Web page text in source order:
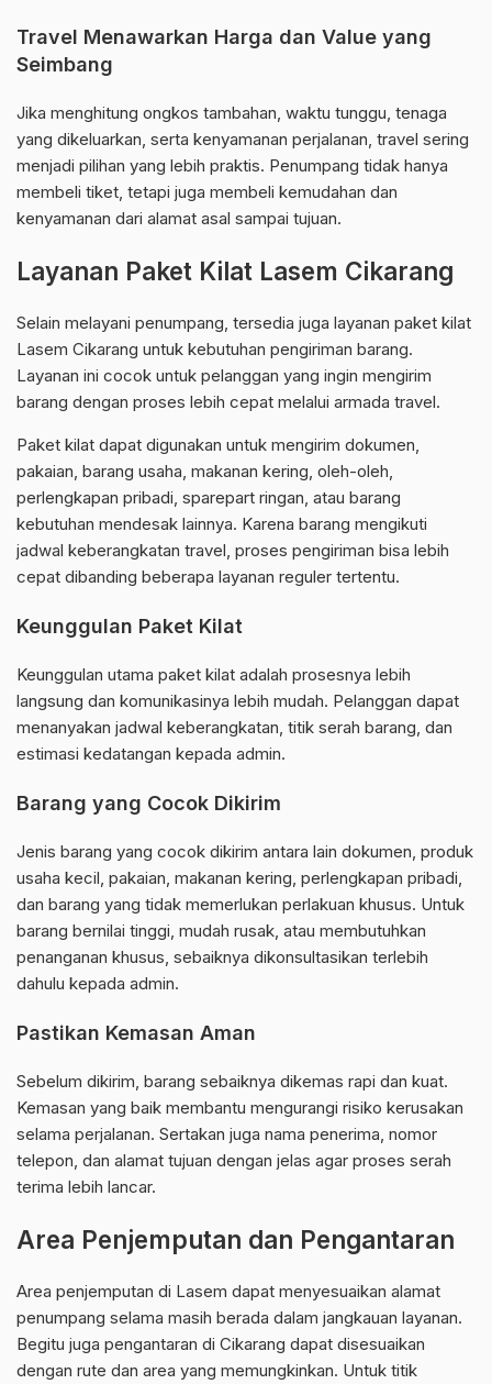
Travel Menawarkan Harga dan Value yang
Seimbang
Jika menghitung ongkos tambahan, waktu tunggu, tenaga
yang dikeluarkan, serta kenyamanan perjalanan, travel sering
menjadi pilihan yang lebih praktis. Penumpang tidak hanya
membeli tiket, tetapi juga membeli kemudahan dan
kenyamanan dari alamat asal sampai tujuan.
Layanan Paket Kilat Lasem Cikarang
Selain melayani penumpang, tersedia juga layanan paket kilat
Lasem Cikarang untuk kebutuhan pengiriman barang.
Layanan ini cocok untuk pelanggan yang ingin mengirim
barang dengan proses lebih cepat melalui armada travel.
Paket kilat dapat digunakan untuk mengirim dokumen,
pakaian, barang usaha, makanan kering, oleh-oleh,
perlengkapan pribadi, sparepart ringan, atau barang
kebutuhan mendesak lainnya. Karena barang mengikuti
jadwal keberangkatan travel, proses pengiriman bisa lebih
cepat dibanding beberapa layanan reguler tertentu.
Keunggulan Paket Kilat
Keunggulan utama paket kilat adalah prosesnya lebih
langsung dan komunikasinya lebih mudah. Pelanggan dapat
menanyakan jadwal keberangkatan, titik serah barang, dan
estimasi kedatangan kepada admin.
Barang yang Cocok Dikirim
Jenis barang yang cocok dikirim antara lain dokumen, produk
usaha kecil, pakaian, makanan kering, perlengkapan pribadi,
dan barang yang tidak memerlukan perlakuan khusus. Untuk
barang bernilai tinggi, mudah rusak, atau membutuhkan
penanganan khusus, sebaiknya dikonsultasikan terlebih
dahulu kepada admin.
Pastikan Kemasan Aman
Sebelum dikirim, barang sebaiknya dikemas rapi dan kuat.
Kemasan yang baik membantu mengurangi risiko kerusakan
selama perjalanan. Sertakan juga nama penerima, nomor
telepon, dan alamat tujuan dengan jelas agar proses serah
terima lebih lancar.
Area Penjemputan dan Pengantaran
Area penjemputan di Lasem dapat menyesuaikan alamat
penumpang selama masih berada dalam jangkauan layanan.
Begitu juga pengantaran di Cikarang dapat disesuaikan
dengan rute dan area yang memungkinkan. Untuk titik